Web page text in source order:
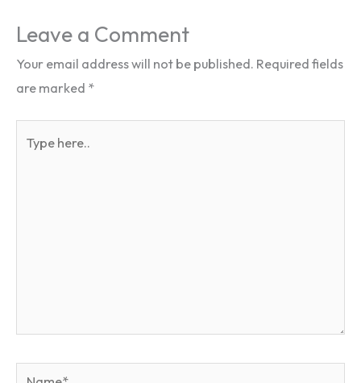
Leave a Comment
Your email address will not be published. Required fields
are marked *
here..
Name*